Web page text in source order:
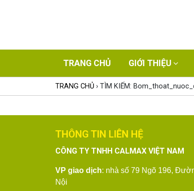
TRANG CHỦ GIỚI THIỆU
TRANG CHỦ › TÌM KIẾM:
THÔNG TIN LIÊN HỆ
CÔNG TY TNHH CALMAX VIỆT NAM
VP giao dịch: nhà số 79 Ngõ 196,
Nội